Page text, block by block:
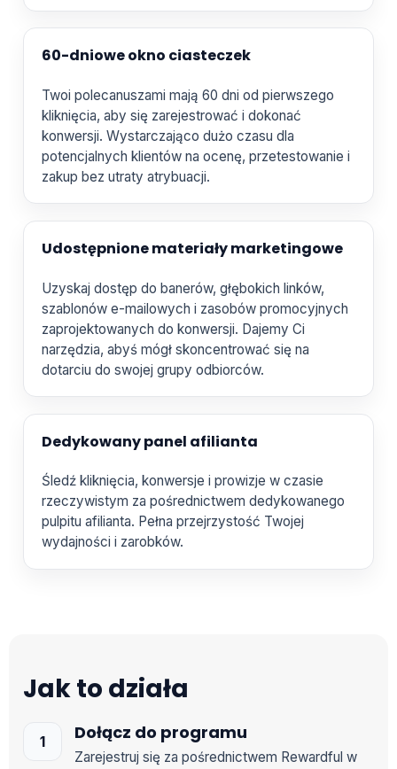
60-dniowe okno ciasteczek
Twoi polecanuszami mają 60 dni od pierwszego
kliknięcia, aby się zarejestrować i dokonać
konwersji. Wystarczająco dużo czasu dla
potencjalnych klientów na ocenę, przetestowanie i
zakup bez utraty atrybuacji.
Udostępnione materiały marketingowe
Uzyskaj dostęp do banerów, głębokich linków,
szablonów e-mailowych i zasobów promocyjnych
zaprojektowanych do konwersji. Dajemy Ci
narzędzia, abyś mógł skoncentrować się na
dotarciu do swojej grupy odbiorców.
Dedykowany panel afilianta
Śledź kliknięcia, konwersje i prowizje w czasie
rzeczywistym za pośrednictwem dedykowanego
pulpitu afilianta. Pełna przejrzystość Twojej
wydajności i zarobków.
Jak to działa
Dołącz do programu
Zarejestruj się za pośrednictwem Rewardful w